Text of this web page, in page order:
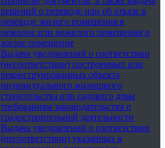
решений о переводе или об отказе в
переводе жилого помещения в
нежилое или нежилого помещения в
жилое помещение
Выдача уведомлений о соответствии
(несоответствии) построенных или
реконструированных объекта
индивидуального жилищного
строительства или садового дома
требованиям законодательства о
градостроительной деятельности
Выдача уведомлений о соответствии
(несоответствии) указанных в